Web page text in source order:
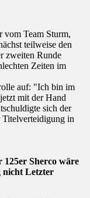
vom Team Sturm,
teilweise den
zweiten Runde
Zeiten im
auf: "Ich bin im
mit der Hand
sich der
Titelverteidigung in
Sherco wäre
nicht Letzter